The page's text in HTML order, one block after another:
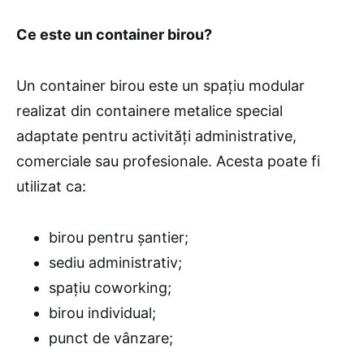
Ce este un container birou?
Un container birou este un spațiu modular
realizat din containere metalice special
adaptate pentru activități administrative,
comerciale sau profesionale. Acesta poate fi
utilizat ca:
birou pentru șantier;
sediu administrativ;
spațiu coworking;
birou individual;
punct de vânzare;